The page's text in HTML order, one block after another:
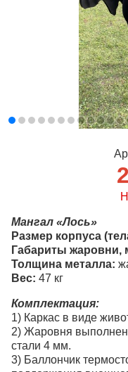
Мангал «Лось»
Размер корпуса
Габариты жаровни,
Толщина металла:
Вес: 47 кг
Комплектация:
1) Каркас в виде
2) Жаровня
стали 4 мм.
3) Баллончик